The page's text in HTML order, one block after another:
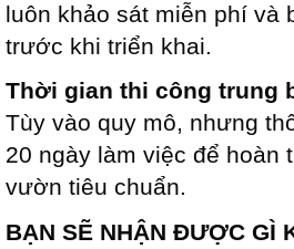
luôn khảo sát miễn phí và
trước khi triển khai.
Thời gian thi công trung
Tùy vào quy mô, nhưng
20 ngày làm việc để hoàn
vườn tiêu chuẩn.
BẠN SẼ NHẬN ĐƯỢC GÌ